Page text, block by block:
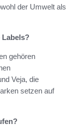
der Umwelt als
Labels?
gehören
Veja, die
setzen auf